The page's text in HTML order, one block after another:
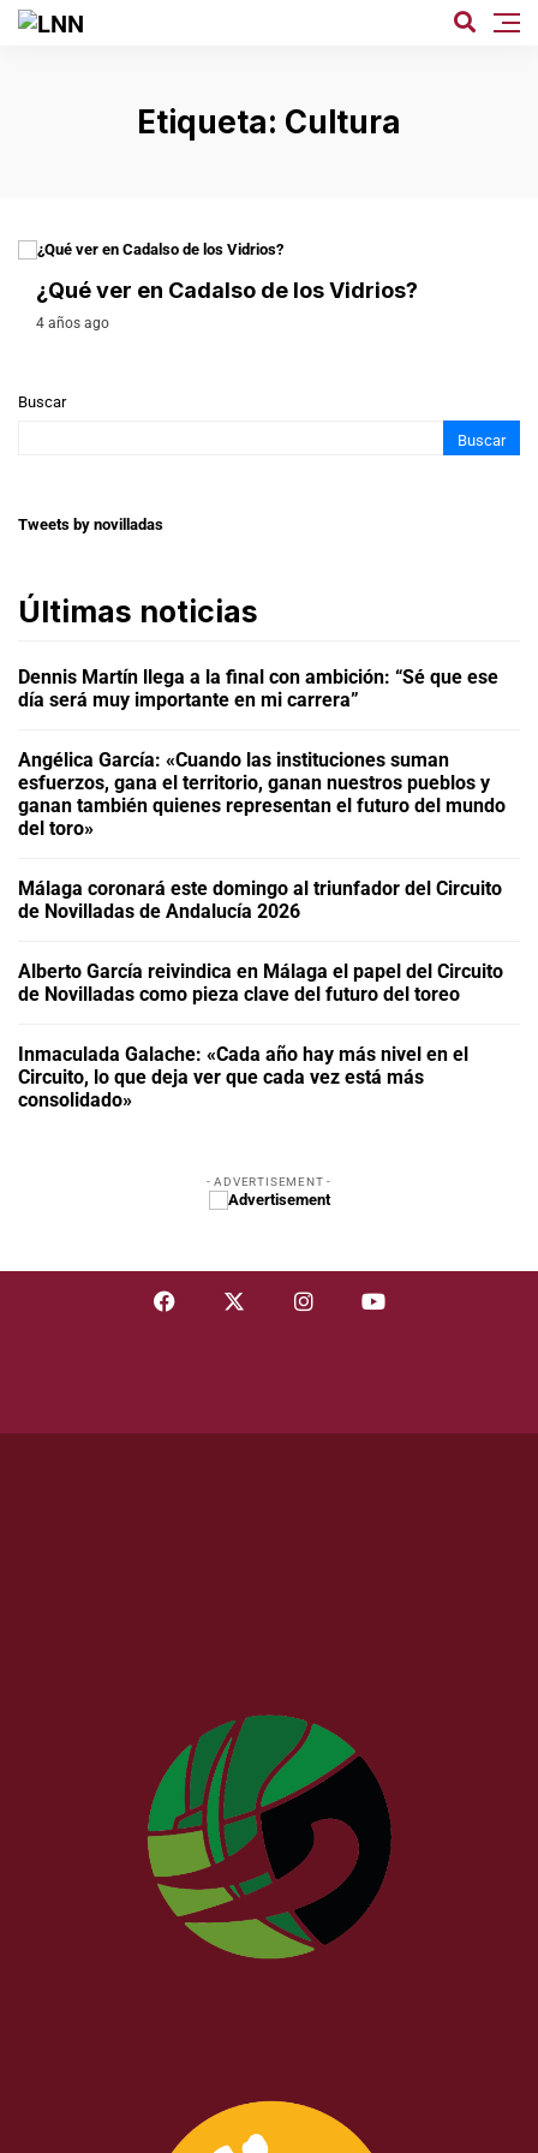
Etiqueta: Cultura
¿Qué ver en Cadalso de los Vidrios?
4 años ago
Buscar
Buscar
Tweets by novilladas
Últimas noticias
Dennis Martín llega a la final con ambición: “Sé que ese
día será muy importante en mi carrera”
Angélica García: «Cuando las instituciones suman
esfuerzos, gana el territorio, ganan nuestros pueblos y
ganan también quienes representan el futuro del mundo
del toro»
Málaga coronará este domingo al triunfador del Circuito
de Novilladas de Andalucía 2026
Alberto García reivindica en Málaga el papel del Circuito
de Novilladas como pieza clave del futuro del toreo
Inmaculada Galache: «Cada año hay más nivel en el
Circuito, lo que deja ver que cada vez está más
consolidado»
- ADVERTISEMENT -